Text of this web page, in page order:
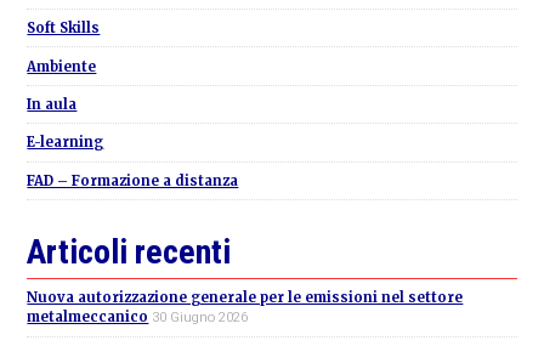
Soft Skills
Ambiente
In aula
E-learning
FAD – Formazione a distanza
Articoli recenti
Nuova autorizzazione generale per le emissioni nel settore
metalmeccanico 30 Giugno 2026